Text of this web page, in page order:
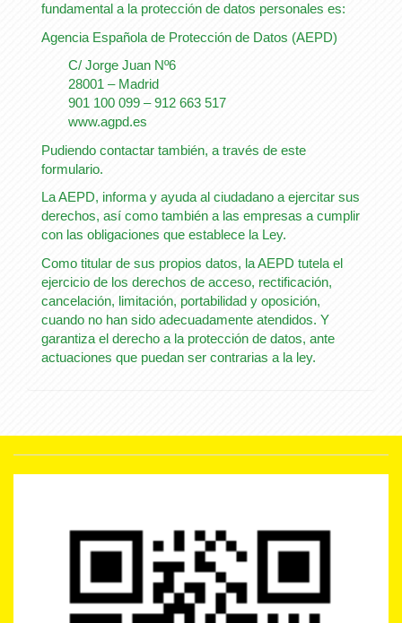
fundamental a la protección de datos personales es:
Agencia Española de Protección de Datos (AEPD)
C/ Jorge Juan Nº6
28001 – Madrid
901 100 099 – 912 663 517
www.agpd.es
Pudiendo contactar también, a través de este
formulario.
La AEPD, informa y ayuda al ciudadano a ejercitar sus
derechos, así como también a las empresas a cumplir
con las obligaciones que establece la Ley.
Como titular de sus propios datos, la AEPD tutela el
ejercicio de los derechos de acceso, rectificación,
cancelación, limitación, portabilidad y oposición,
cuando no han sido adecuadamente atendidos. Y
garantiza el derecho a la protección de datos, ante
actuaciones que puedan ser contrarias a la ley.